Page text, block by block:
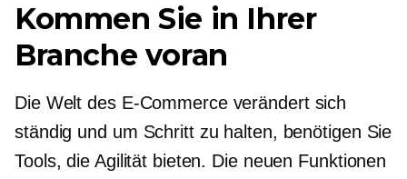
Kommen Sie in Ihrer
Branche voran
Die Welt des E-Commerce verändert sich
ständig und um Schritt zu halten, benötigen Sie
Tools, die Agilität bieten. Die neuen Funktionen